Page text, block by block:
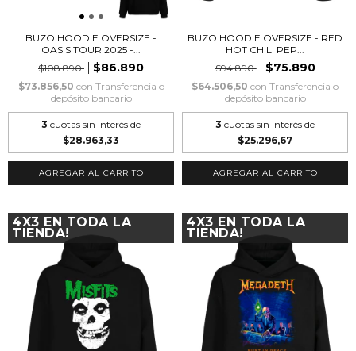
BUZO HOODIE OVERSIZE -
OASIS TOUR 2025 -...
$108.890
$86.890
$73.856,50 con Transferencia o
depósito bancario
3 cuotas sin interés de
$28.963,33
AGREGAR AL CARRITO
BUZO HOODIE OVERSIZE - RED
HOT CHILI PEP...
$94.890
$75.890
$64.506,50 con Transferencia o
depósito bancario
3 cuotas sin interés de
$25.296,67
AGREGAR AL CARRITO
4X3 EN TODA LA
TIENDA!
4X3 EN TODA LA
TIENDA!